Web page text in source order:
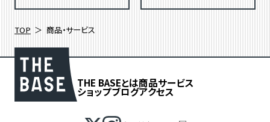
TOP 商品・サービス
THE BASEとは商品サービス
ショップブログアクセス